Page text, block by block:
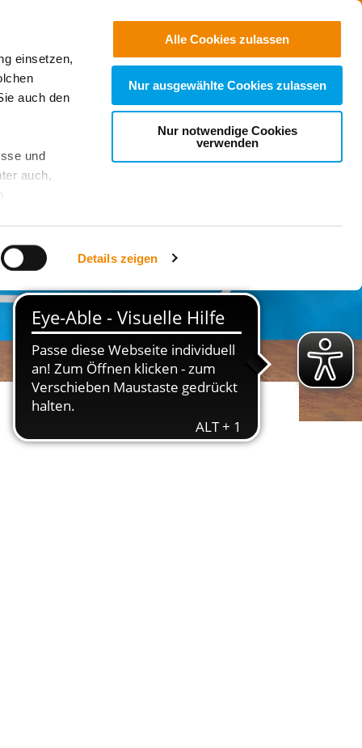
einsetzen,
auch den
und
auch,
. Wenn
Cookie-
Sie:
setzen wir
Details zeigen
Alle Cookies zulassen
Nur ausgewählte Cookies zulassen
Nur notwendige Cookies
verwenden
Suchen
Spenden
Jobs